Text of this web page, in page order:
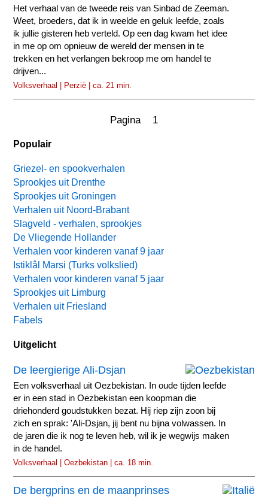
Het verhaal van de tweede reis van Sinbad de Zeeman.
Weet, broeders, dat ik in weelde en geluk leefde, zoals
ik jullie gisteren heb verteld. Op een dag kwam het idee
in me op om opnieuw de wereld der mensen in te
trekken en het verlangen bekroop me om handel te
drijven...
Volksverhaal | Perzië | ca. 21 min.
Pagina 1
Populair
Griezel- en spookverhalen
Sprookjes uit Drenthe
Sprookjes uit Groningen
Verhalen uit Noord-Brabant
Slagveld - verhalen, sprookjes
De Vliegende Hollander
Verhalen voor kinderen vanaf 9 jaar
Istiklâl Marsi (Turks volkslied)
Verhalen voor kinderen vanaf 5 jaar
Sprookjes uit Limburg
Verhalen uit Friesland
Fabels
Uitgelicht
De leergierige Ali-Dsjan
Een volksverhaal uit Oezbekistan. In oude tijden leefde
er in een stad in Oezbekistan een koopman die
driehonderd goudstukken bezat. Hij riep zijn zoon bij
zich en sprak: 'Ali-Dsjan, jij bent nu bijna volwassen. In
de jaren die ik nog te leven heb, wil ik je wegwijs maken
in de handel.
Volksverhaal | Oezbekistan | ca. 18 min.
De bergprins en de maanprinses